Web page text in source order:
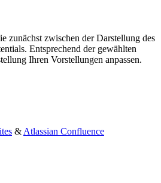
zunächst zwischen der Darstellung des
Entsprechend der gewählten
Ihren Vorstellungen anpassen.
& Atlassian Confluence